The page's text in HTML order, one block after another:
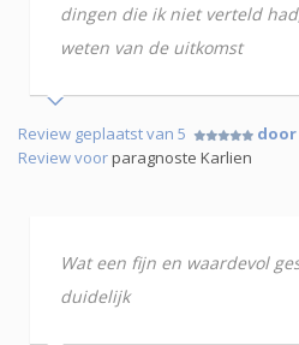
dingen die ik niet verteld
weten van de uitkomst
Review geplaatst van 5
door
Review voorparagnoste Karlien
Wat een fijn en waardevol
duidelijk